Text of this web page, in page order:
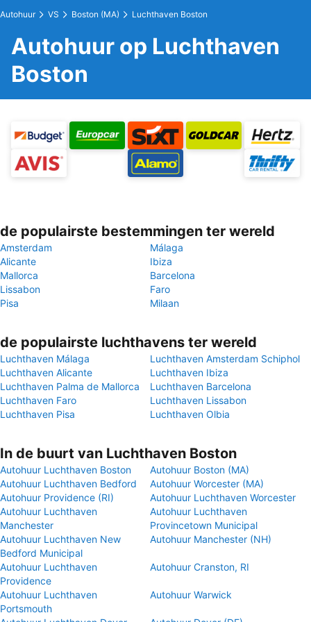
Autohuur VS Boston (MA) Luchthaven Boston
Autohuur op Luchthaven
Boston
de populairste bestemmingen ter wereld
Amsterdam
Málaga
Alicante
Ibiza
Mallorca
Barcelona
Lissabon
Faro
Pisa
Milaan
de populairste luchthavens ter wereld
Luchthaven Málaga
Luchthaven Amsterdam Schiphol
Luchthaven Alicante
Luchthaven Ibiza
Luchthaven Palma de Mallorca
Luchthaven Barcelona
Luchthaven Faro
Luchthaven Lissabon
Luchthaven Pisa
Luchthaven Olbia
In de buurt van Luchthaven Boston
Autohuur Luchthaven Boston
Autohuur Boston (MA)
Autohuur Luchthaven Bedford
Autohuur Worcester (MA)
Autohuur Providence (RI)
Autohuur Luchthaven Worcester
Autohuur Luchthaven
Manchester
Autohuur Luchthaven
Provincetown Municipal
Autohuur Luchthaven New
Bedford Municipal
Autohuur Manchester (NH)
Autohuur Luchthaven
Providence
Autohuur Cranston, RI
Autohuur Luchthaven
Portsmouth
Autohuur Warwick